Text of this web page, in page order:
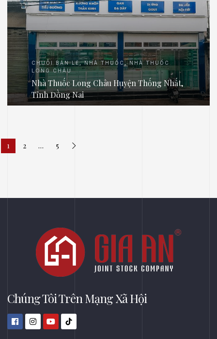
CHUỖI BÁN LẺ,NHÀ THUỐC, NHÀ THUỐC
LONG CHÂU
Nhà Thuốc Long Châu Huyện Thống Nhất,
Tỉnh Đồng Nai
1 2 … 5
Chúng Tôi Trên Mạng Xã Hội